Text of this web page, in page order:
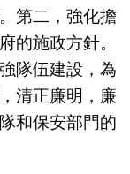
第二，強化擔
的施政方針。
隊伍建設，為
清正廉明，廉
和保安部門的